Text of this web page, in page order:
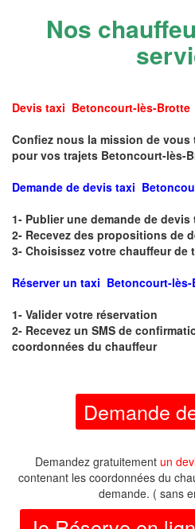
Nos
Devis taxi Betoncourt-lès-Brotte
Confiez nous la mission de
pour vos trajets Betoncourt-lès-
Demande de devis taxi
1- Publier une demande de devis
2- Recevez des propositions de
3- Choisissez votre chauffeur de
Réserver un taxi Betoncourt-
1- Valider votre réservation
2- Recevez un SMS de
coordonnées du chauffeur
Demande
Demandez gratuitement un
contenant les coordonnées du
demande. ( sans